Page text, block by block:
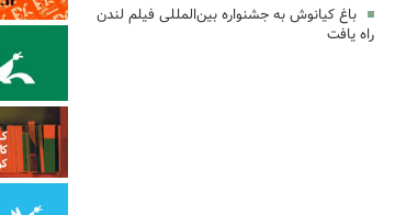
باغ کیانوش به جشنواره بین‌المللی فیلم لندن
راه یافت